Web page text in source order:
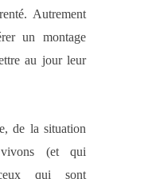
Autrement
un montage
au jour leur
de la situation
(et qui
qui sont